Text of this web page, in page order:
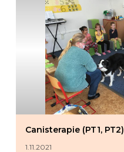
Canisterapie (PT1, PT2)
1.11.2021